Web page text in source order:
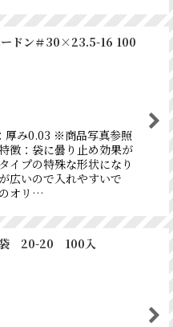
ードン＃30×23.5-16 100
み0.03 ※商品写真参照
：袋に曇り止め効果が
イプの特殊な形状になり
広いので入れやすいで
オリ…
袋 20-20 100入